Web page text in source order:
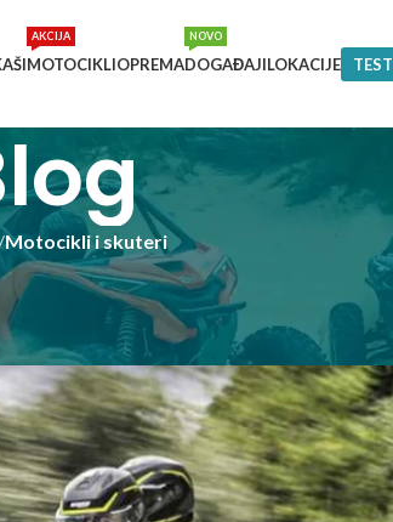
MOTOCIKLI
AKCIJA
OPREMADOGAĐAJI
NOVO
LOKACIJE
Motocikli i skuteri
sezonu 2022